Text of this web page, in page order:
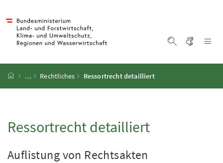
Startseite
… Rechtliches Ressortrecht detailliert
Ressortrecht detailliert
Auflistung von Rechtsakten